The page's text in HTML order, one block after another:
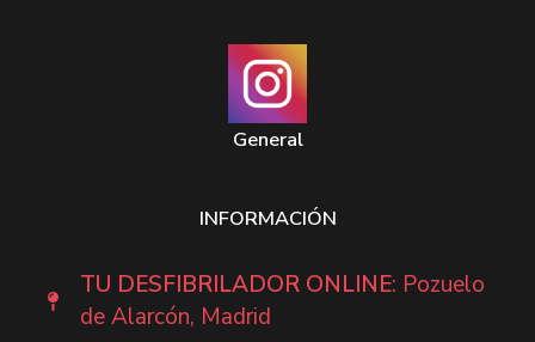
General
INFORMACIÓN
TU DESFIBRILADOR ONLINE: Pozuelo
de Alarcón, Madrid